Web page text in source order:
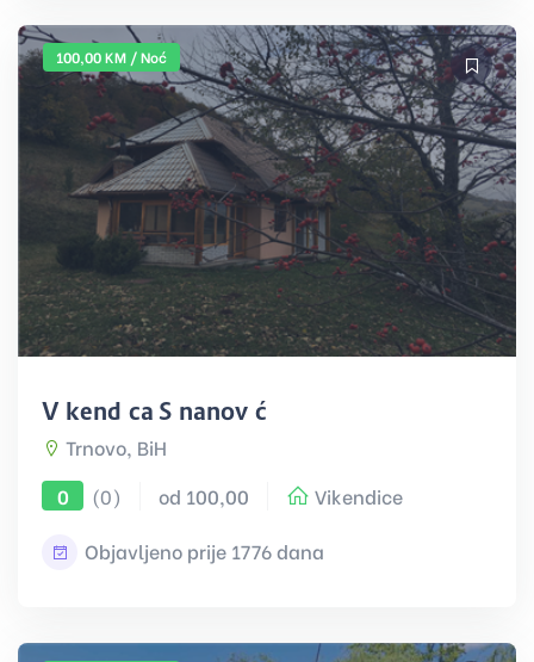
100,00 KM / Noć
Vikendica Sinanovići
Trnovo, BiH
0
(0) od 100,00 Vikendice
Objavljeno prije 1776 dana